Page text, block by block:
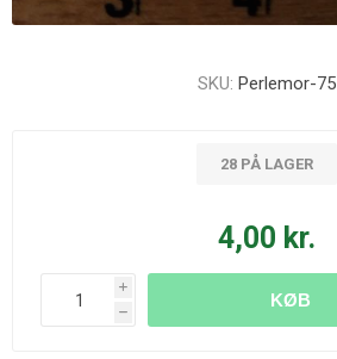
SKU: Perlemor-75
28 PÅ LAGER
4,00 kr.
i
h
KØB